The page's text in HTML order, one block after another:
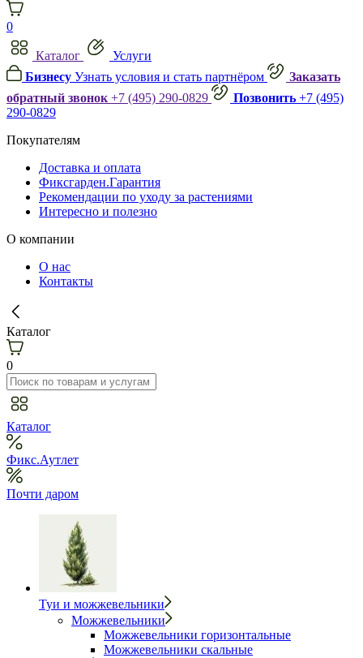
0
Каталог
Услуги
Бизнесу Узнать условия и стать партнёром
Заказать
обратный звонок +7 (495) 290-0829 Позвонить +7 (495)
290-0829
Покупателям
Доставка и оплата
Фиксгарден.Гарантия
Рекомендации по уходу за растениями
Интересно и полезно
О компании
О нас
Контакты
Каталог
0
Каталог
Фикс.Аутлет
Почти даром
Туи и можжевельники
Можжевельники
Можжевельники горизонтальные
Можжевельники скальные